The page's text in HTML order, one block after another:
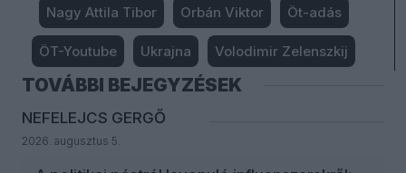
Nagy Attila Tibor Orbán Viktor Öt-adás
ÖT-Youtube Ukrajna Volodimir Zelenszkij
TOVÁBBI BEJEGYZÉSEK
NEFELEJCS GERGŐ
2026. augusztus 5.